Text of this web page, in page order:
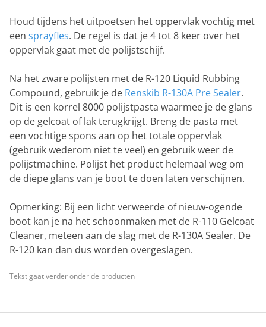
Houd tijdens het uitpoetsen het oppervlak vochtig met
een sprayfles. De regel is dat je 4 tot 8 keer over het
oppervlak gaat met de polijstschijf.
Na het zware polijsten met de R-120 Liquid Rubbing
Compound, gebruik je de Renskib R-130A Pre Sealer.
Dit is een korrel 8000 polijstpasta waarmee je de glans
op de gelcoat of lak terugkrijgt. Breng de pasta met
een vochtige spons aan op het totale oppervlak
(gebruik wederom niet te veel) en gebruik weer de
polijstmachine. Polijst het product helemaal weg om
de diepe glans van je boot te doen laten verschijnen.
Opmerking: Bij een licht verweerde of nieuw-ogende
boot kan je na het schoonmaken met de R-110 Gelcoat
Cleaner, meteen aan de slag met de R-130A Sealer. De
R-120 kan dan dus worden overgeslagen.
Tekst gaat verder onder de producten